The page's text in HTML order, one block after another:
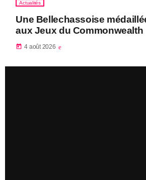
Actualités
Une Bellechassoise
aux Jeux du Commonwealth
today 4 août 2026